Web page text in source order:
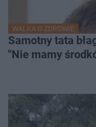
WALKA O ZDROWIE
Samotny tata
"Nie mamy